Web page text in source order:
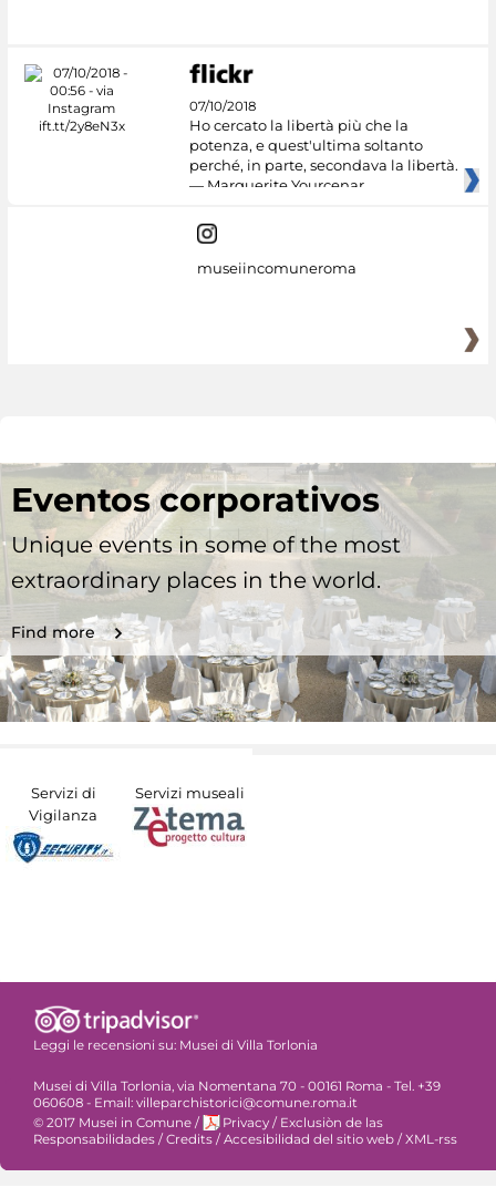
07/10/2018
Ho cercato la libertà più che la
potenza, e quest'ultima soltanto
perché, in parte, secondava la libertà.
— Marguerite Yourcenar
museiincomuneroma
Eventos corporativos
Unique events in some of the most
extraordinary places in the world.
Find more
Servizi di
Vigilanza
Servizi museali
Leggi le recensioni su: Musei di Villa Torlonia
Musei di Villa Torlonia, via Nomentana 70 - 00161 Roma - Tel. +39
060608 - Email: villeparchistorici@comune.roma.it
© 2017 Musei in Comune / Privacy / Exclusiòn de las
Responsabilidades /Credits /Accesibilidad del sitio web /XML-rss